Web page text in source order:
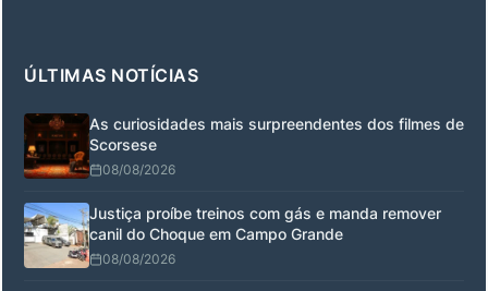
ÚLTIMAS NOTÍCIAS
As curiosidades mais surpreendentes dos filmes de
Scorsese
08/08/2026
Justiça proíbe treinos com gás e manda remover
canil do Choque em Campo Grande
08/08/2026